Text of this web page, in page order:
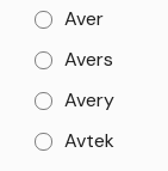
Aver
Avers
Avery
Avtek